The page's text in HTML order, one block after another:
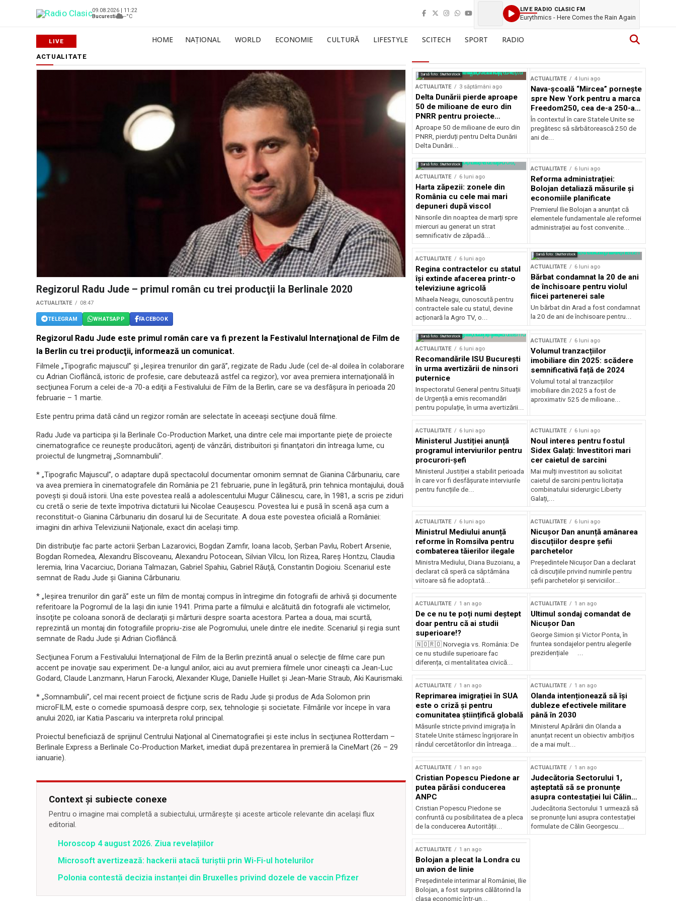
09.08.2026 | 11:22
Bucuresti
--°C
LIVE RADIO CLASIC FM
Eurythmics - Here Comes the Rain Again
HOME NAȚIONAL WORLD ECONOMIE CULTURĂ LIFESTYLE SCITECH SPORT RADIO
ACTUALITATE
Regizorul Radu Jude – primul român cu trei producţii la Berlinale 2020
ACTUALITATE 08:47
TELEGRAM WHATSAPP FACEBOOK
Regizorul Radu Jude este primul român care va fi prezent la Festivalul Internaţional de Film de
la Berlin cu trei producţii, informează un comunicat.
Filmele „Tipografic majuscul” şi „Ieşirea trenurilor din gară”, regizate de Radu Jude (cel de-al doilea în colaborare
cu Adrian Cioflâncă, istoric de profesie, care debutează astfel ca regizor), vor avea premiera internaţională în
secţiunea Forum a celei de-a 70-a ediţii a Festivalului de Film de la Berlin, care se va desfăşura în perioada 20
februarie – 1 martie.
Este pentru prima dată când un regizor român are selectate în aceeaşi secţiune două filme.
Radu Jude va participa şi la Berlinale Co-Production Market, una dintre cele mai importante pieţe de proiecte
cinematografice ce reuneşte producători, agenţi de vânzări, distribuitori şi finanţatori din întreaga lume, cu
proiectul de lungmetraj „Somnambulii”.
* „Tipografic Majuscul”, o adaptare după spectacolul documentar omonim semnat de Gianina Cărbunariu, care
va avea premiera în cinematografele din România pe 21 februarie, pune în legătură, prin tehnica montajului, două
poveşti şi două istorii. Una este povestea reală a adolescentului Mugur Călinescu, care, în 1981, a scris pe ziduri
cu cretă o serie de texte împotriva dictaturii lui Nicolae Ceauşescu. Povestea lui e pusă în scenă aşa cum a
reconstituit-o Gianina Cărbunariu din dosarul lui de Securitate. A doua este povestea oficială a României:
imagini din arhiva Televiziunii Naţionale, exact din acelaşi timp.
Din distribuţie fac parte actorii Şerban Lazarovici, Bogdan Zamfir, Ioana Iacob, Şerban Pavlu, Robert Arsenie,
Bogdan Romedea, Alexandru Bîscoveanu, Alexandru Potocean, Silvian Vîlcu, Ion Rizea, Rareş Hontzu, Claudia
Ieremia, Irina Vacarciuc, Doriana Talmazan, Gabriel Spahiu, Gabriel Răuţă, Constantin Dogioiu. Scenariul este
semnat de Radu Jude şi Gianina Cărbunariu.
* „Ieşirea trenurilor din gară” este un film de montaj compus în întregime din fotografii de arhivă şi documente
referitoare la Pogromul de la Iaşi din iunie 1941. Prima parte a filmului e alcătuită din fotografii ale victimelor,
însoţite pe coloana sonoră de declaraţii şi mărturii despre soarta acestora. Partea a doua, mai scurtă,
reprezintă un montaj din fotografiile propriu-zise ale Pogromului, unele dintre ele inedite. Scenariul şi regia sunt
semnate de Radu Jude şi Adrian Cioflâncă.
Secţiunea Forum a Festivalului Internaţional de Film de la Berlin prezintă anual o selecţie de filme care pun
accent pe inovaţie sau experiment. De-a lungul anilor, aici au avut premiera filmele unor cineaşti ca Jean-Luc
Godard, Claude Lanzmann, Harun Farocki, Alexander Kluge, Danielle Huillet şi Jean-Marie Straub, Aki Kaurismaki.
* „Somnambulii”, cel mai recent proiect de ficţiune scris de Radu Jude şi produs de Ada Solomon prin
microFILM, este o comedie spumoasă despre corp, sex, tehnologie şi societate. Filmările vor începe în vara
anului 2020, iar Katia Pascariu va interpreta rolul principal.
Proiectul beneficiază de sprijinul Centrului Naţional al Cinematografiei şi este inclus în secţiunea Rotterdam –
Berlinale Express a Berlinale Co-Production Market, imediat după prezentarea în premieră la CineMart (26 – 29
ianuarie).
Context și subiecte conexe
Pentru o imagine mai completă a subiectului, urmărește și aceste articole relevante din același flux
editorial.
Horoscop 4 august 2026. Ziua revelațiilor
Microsoft avertizează: hackerii atacă turiștii prin Wi-Fi-ul hotelurilor
Polonia contestă decizia instanței din Bruxelles privind dozele de vaccin Pfizer
Sursă foto: Shutterstock
ACTUALITATE 3 săptămâni ago
Delta Dunării pierde aproape
50 de milioane de euro din
PNRR pentru proiecte
esențiale
Aproape 50 de milioane de euro din
PNRR, pierduți pentru Delta Dunării
Delta Dunării...
ACTUALITATE 4 luni ago
Nava-școală “Mircea” pornește
spre New York pentru a marca
Freedom250, cea de-a 250-a
aniversare a Statelor Unite
În contextul în care Statele Unite se
pregătesc să sărbătorească 250 de
ani de...
Sursă foto: Shutterstock
ACTUALITATE 6 luni ago
Harta zăpezii: zonele din
România cu cele mai mari
depuneri după viscol
Ninsorile din noaptea de marți spre
miercuri au generat un strat
semnificativ de zăpadă...
ACTUALITATE 6 luni ago
Reforma administrației:
Bolojan detaliază măsurile și
economiile planificate
Premierul Ilie Bolojan a anunțat că
elementele fundamentale ale reformei
administrației au fost convenite...
ACTUALITATE 6 luni ago
Regina contractelor cu statul
își extinde afacerea printr-o
televiziune agricolă
Mihaela Neagu, cunoscută pentru
contractele sale cu statul, devine
acționară la Agro TV, o...
Sursă foto: Shutterstock
ACTUALITATE 6 luni ago
Bărbat condamnat la 20 de ani
de închisoare pentru violul
fiicei partenerei sale
Un bărbat din Arad a fost condamnat
la 20 de ani de închisoare pentru...
Sursă foto: Shutterstock
ACTUALITATE 6 luni ago
Recomandările ISU București
în urma avertizării de ninsori
puternice
Inspectoratul General pentru Situații
de Urgență a emis recomandări
pentru populație, în urma avertizării...
ACTUALITATE 6 luni ago
Volumul tranzacțiilor
imobiliare din 2025: scădere
semnificativă față de 2024
Volumul total al tranzacțiilor
imobiliare din 2025 a fost de
aproximativ 525 de milioane...
ACTUALITATE 6 luni ago
Ministerul Justiției anunță
programul interviurilor pentru
procurori-șefi
Ministerul Justiției a stabilit perioada
în care vor fi desfășurate interviurile
pentru funcțiile de...
ACTUALITATE 6 luni ago
Noul interes pentru fostul
Sidex Galați: Investitori mari
cer caietul de sarcini
Mai mulți investitori au solicitat
caietul de sarcini pentru licitația
combinatului siderurgic Liberty
Galați,...
ACTUALITATE 6 luni ago
Ministrul Mediului anunță
reforme în Romsilva pentru
combaterea tăierilor ilegale
Ministra Mediului, Diana Buzoianu, a
declarat că speră ca săptămâna
viitoare să fie adoptată...
ACTUALITATE 6 luni ago
Nicușor Dan anunță amânarea
discuțiilor despre șefii
parchetelor
Președintele Nicușor Dan a declarat
că discuțiile privind numirile pentru
șefii parchetelor și serviciilor...
ACTUALITATE 1 an ago
De ce nu te poți numi deștept
doar pentru că ai studii
superioare!?
🇳🇴🇷🇴 Norvegia vs. România: De
ce nu studiile superioare fac
diferența, ci mentalitatea civică...
ACTUALITATE 1 an ago
Ultimul sondaj comandat de
Nicușor Dan
George Simion și Victor Ponta, în
fruntea sondajelor pentru alegerile
prezidențiale ...
ACTUALITATE 1 an ago
Reprimarea imigrației în SUA
este o criză și pentru
comunitatea științifică globală
Măsurile stricte privind imigrația în
Statele Unite stârnesc îngrijorare în
rândul cercetătorilor din întreaga...
ACTUALITATE 1 an ago
Olanda intenționează să își
dubleze efectivele militare
până în 2030
Ministerul Apărării din Olanda a
anunțat recent un obiectiv ambițios
de a mai mult...
ACTUALITATE 1 an ago
Cristian Popescu Piedone ar
putea părăsi conducerea
ANPC
Cristian Popescu Piedone se
confruntă cu posibilitatea de a pleca
de la conducerea Autorității...
ACTUALITATE 1 an ago
Judecătoria Sectorului 1,
așteptată să se pronunțe
asupra contestației lui Călin
Georgescu privind controlul
judiciar
Judecătoria Sectorului 1 urmează să
se pronunțe luni asupra contestației
formulate de Călin Georgescu...
ACTUALITATE 1 an ago
Bolojan a plecat la Londra cu
un avion de linie
Președintele interimar al României, Ilie
Bolojan, a fost surprins călătorind la
clasa economic într-un...